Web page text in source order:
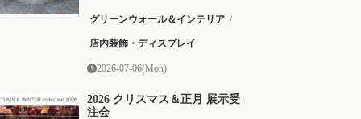
グリーンウォール＆インテリア /
店内装飾・ディスプレイ
2026-07-06(Mon)
2026 クリスマス＆正月 展示受
注会